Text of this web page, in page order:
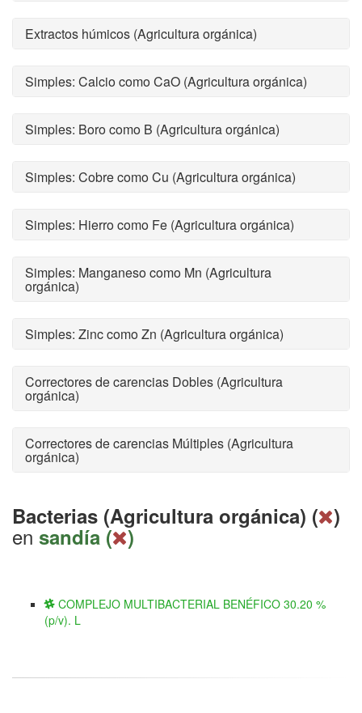
Extractos húmicos (Agricultura orgánica)
Simples: Calcio como CaO (Agricultura orgánica)
Simples: Boro como B (Agricultura orgánica)
Simples: Cobre como Cu (Agricultura orgánica)
Simples: Hierro como Fe (Agricultura orgánica)
Simples: Manganeso como Mn (Agricultura
orgánica)
Simples: Zinc como Zn (Agricultura orgánica)
Correctores de carencias Dobles (Agricultura
orgánica)
Correctores de carencias Múltiples (Agricultura
orgánica)
Bacterias (Agricultura orgánica) ( )
en sandía ( )
COMPLEJO MULTIBACTERIAL BENÉFICO 30.20 %
(p/v). L